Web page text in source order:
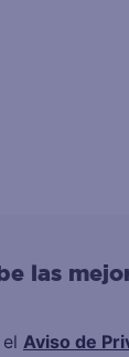
las
Aviso de